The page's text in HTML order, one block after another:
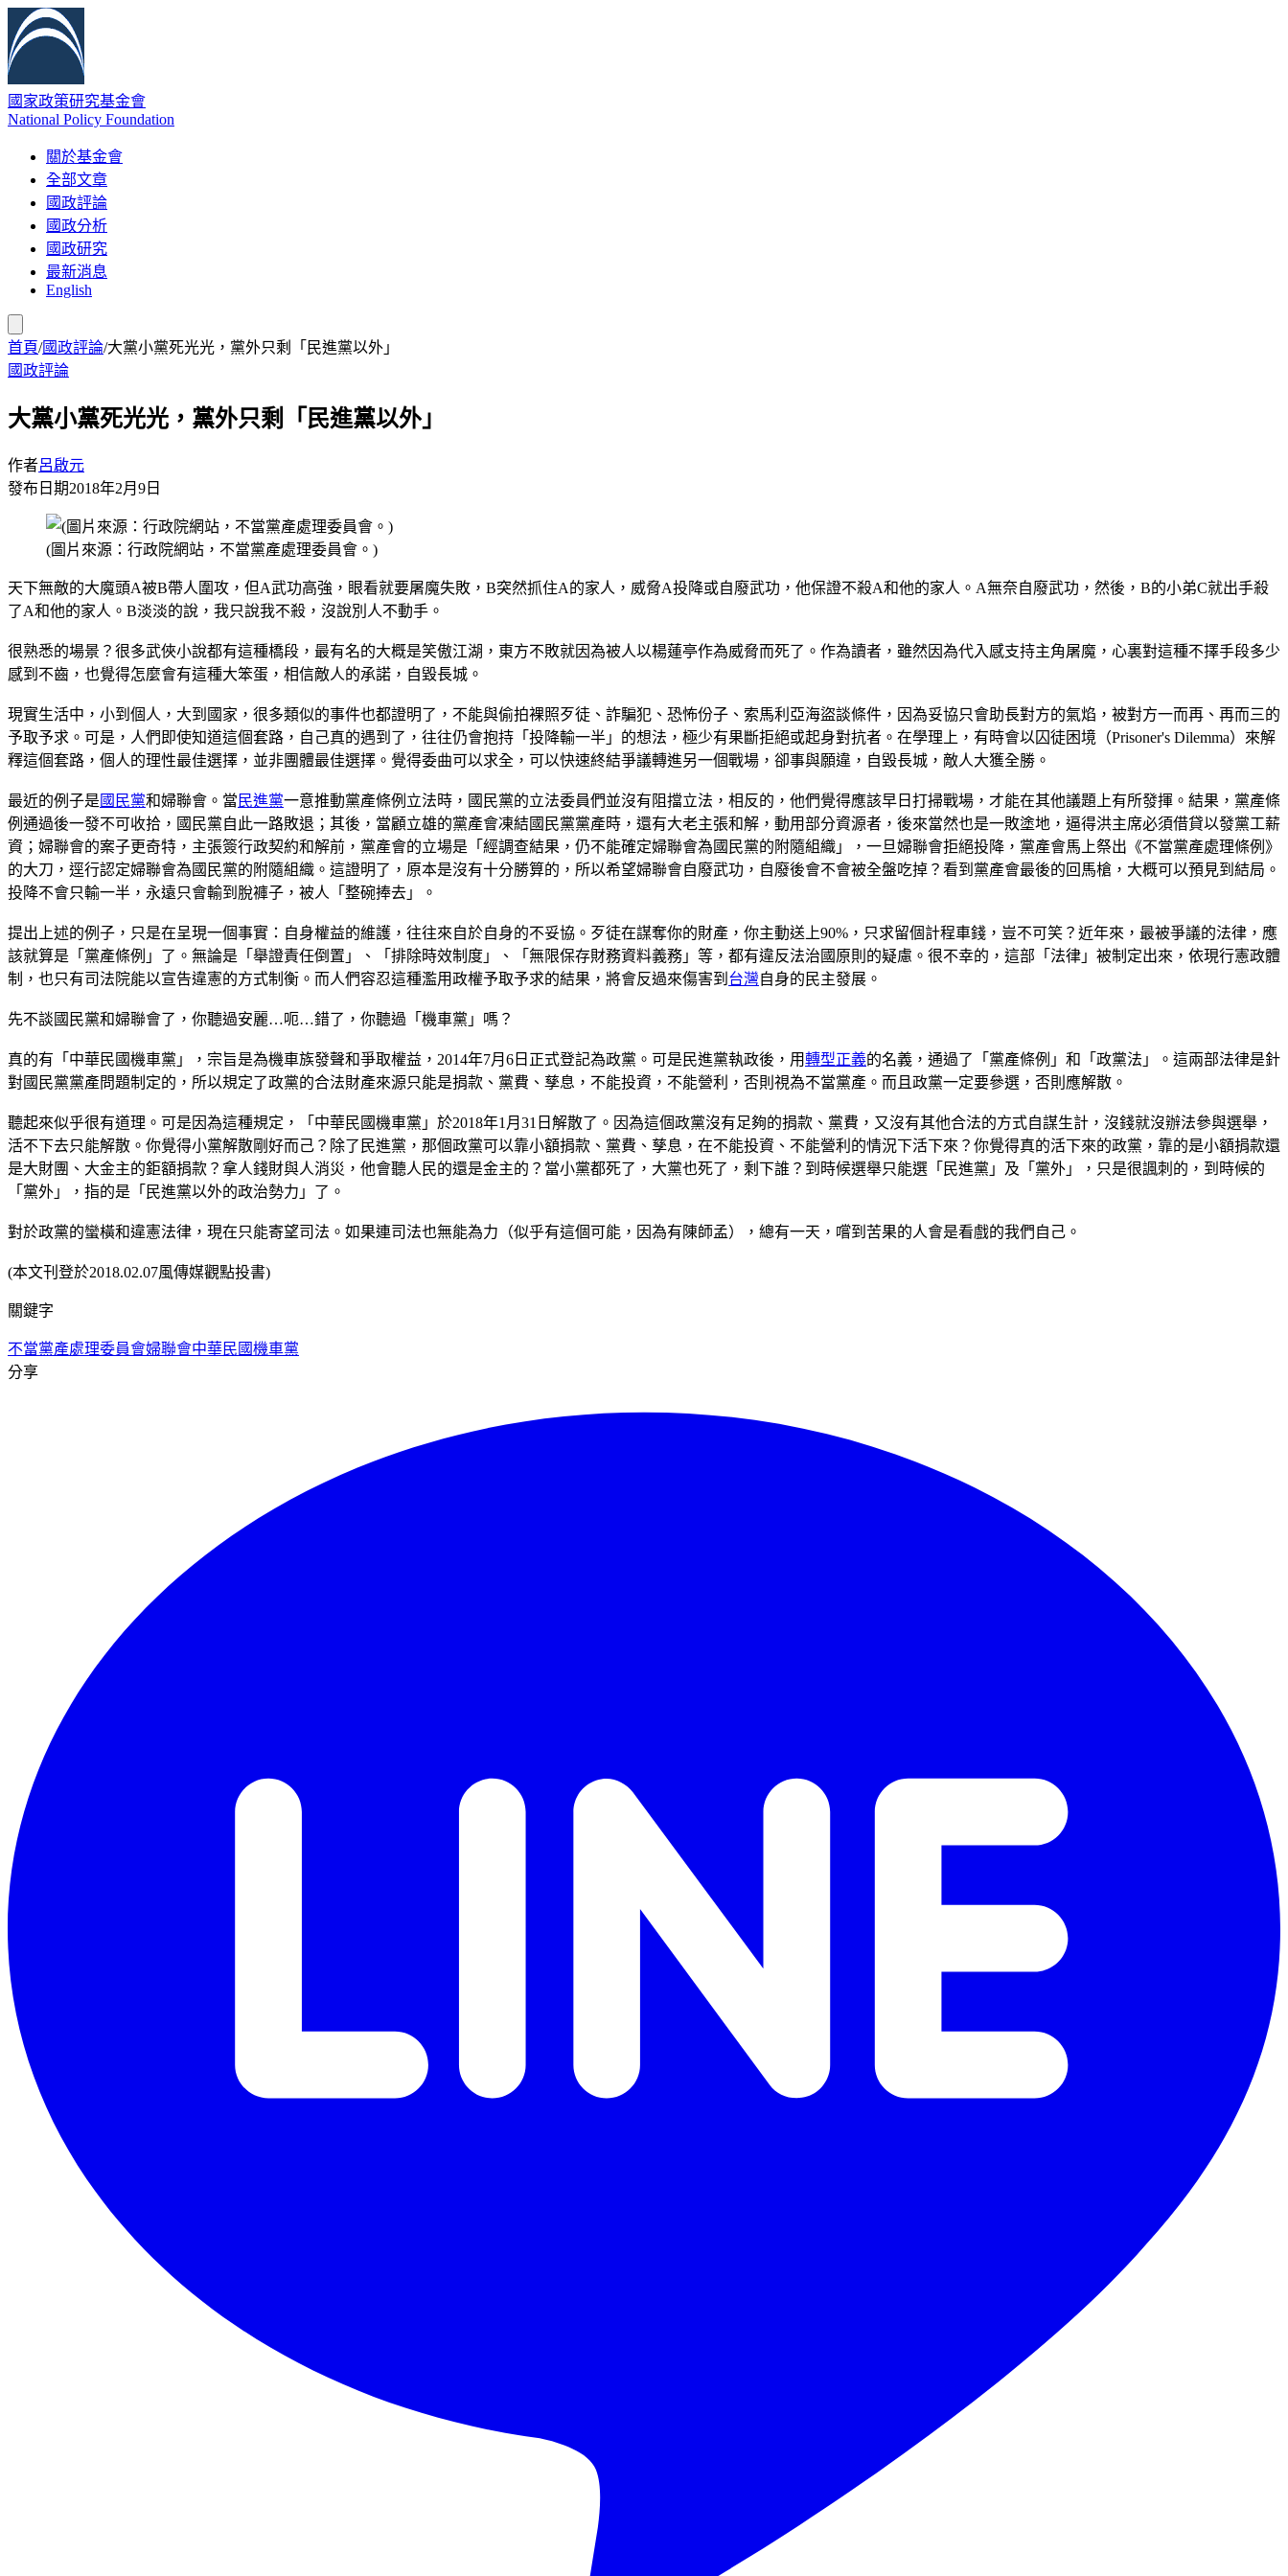
國家政策研究基金會
National Policy Foundation
關於基金會
全部文章
國政評論
國政分析
國政研究
最新消息
English
首頁/國政評論/大黨小黨死光光，黨外只剩「民進黨以外」
國政評論
大黨小黨死光光，黨外只剩「民進黨以外」
作者呂啟元
發布日期2018年2月9日
(圖片來源：行政院網站，不當黨產處理委員會。)
天下無敵的大魔頭A被B帶人圍攻，但A武功高強，眼看就要屠魔失敗，B突然抓住A的家人，威脅A投降或自廢武功，他保證不殺A和他的家人。A無奈自廢武功，然後，B的小弟C就出手殺
了A和他的家人。B淡淡的說，我只說我不殺，沒說別人不動手。
很熟悉的場景？很多武俠小說都有這種橋段，最有名的大概是笑傲江湖，東方不敗就因為被人以楊蓮亭作為威脅而死了。作為讀者，雖然因為代入感支持主角屠魔，心裏對這種不擇手段多少
感到不齒，也覺得怎麼會有這種大笨蛋，相信敵人的承諾，自毀長城。
現實生活中，小到個人，大到國家，很多類似的事件也都證明了，不能與偷拍裸照歹徒、詐騙犯、恐怖份子、索馬利亞海盜談條件，因為妥協只會助長對方的氣焰，被對方一而再、再而三的
予取予求。可是，人們即使知道這個套路，自己真的遇到了，往往仍會抱持「投降輸一半」的想法，極少有果斷拒絕或起身對抗者。在學理上，有時會以囚徒困境（Prisoner's Dilemma）來解
釋這個套路，個人的理性最佳選擇，並非團體最佳選擇。覺得委曲可以求全，可以快速終結爭議轉進另一個戰場，卻事與願違，自毀長城，敵人大獲全勝。
最近的例子是 國民黨和婦聯會。當 民進黨一意推動黨產條例立法時，國民黨的立法委員們並沒有阻擋立法，相反的，他們覺得應該早日打掃戰場，才能在其他議題上有所發揮。結果，黨產條
例通過後一發不可收拾，國民黨自此一路敗退；其後，當顧立雄的黨產會凍結國民黨黨產時，還有大老主張和解，動用部分資源者，後來當然也是一敗塗地，逼得洪主席必須借貸以發黨工薪
資；婦聯會的案子更奇特，主張簽行政契約和解前，黨產會的立場是「經調查結果，仍不能確定婦聯會為國民黨的附隨組織」，一旦婦聯會拒絕投降，黨產會馬上祭出《不當黨產處理條例》
的大刀，逕行認定婦聯會為國民黨的附隨組織。這證明了，原本是沒有十分勝算的，所以希望婦聯會自廢武功，自廢後會不會被全盤吃掉？看到黨產會最後的回馬槍，大概可以預見到結局。
投降不會只輸一半，永遠只會輸到脫褲子，被人「整碗捧去」。
提出上述的例子，只是在呈現一個事實：自身權益的維護，往往來自於自身的不妥協。歹徒在謀奪你的財產，你主動送上90%，只求留個計程車錢，豈不可笑？近年來，最被爭議的法律，應
該就算是「黨產條例」了。無論是「舉證責任倒置」、「排除時效制度」、「無限保存財務資料義務」等，都有違反法治國原則的疑慮。很不幸的，這部「法律」被制定出來，依現行憲政體
制，也只有司法院能以宣告違憲的方式制衡。而人們容忍這種濫用政權予取予求的結果，將會反過來傷害到 台灣自身的民主發展。
先不談國民黨和婦聯會了，你聽過安麗…呃…錯了，你聽過「機車黨」嗎？
真的有「中華民國機車黨」，宗旨是為機車族發聲和爭取權益，2014年7月6日正式登記為政黨。可是民進黨執政後，用轉型正義的名義，通過了「黨產條例」和「政黨法」。這兩部法律是針
對國民黨黨產問題制定的，所以規定了政黨的合法財產來源只能是捐款、黨費、孳息，不能投資，不能營利，否則視為不當黨產。而且政黨一定要參選，否則應解散。
聽起來似乎很有道理。可是因為這種規定，「中華民國機車黨」於2018年1月31日解散了。因為這個政黨沒有足夠的捐款、黨費，又沒有其他合法的方式自謀生計，沒錢就沒辦法參與選舉，
活不下去只能解散。你覺得小黨解散剛好而己？除了民進黨，那個政黨可以靠小額捐款、黨費、孳息，在不能投資、不能營利的情況下活下來？你覺得真的活下來的政黨，靠的是小額捐款還
是大財團、大金主的鉅額捐款？拿人錢財與人消災，他會聽人民的還是金主的？當小黨都死了，大黨也死了，剩下誰？到時候選舉只能選「民進黨」及「黨外」，只是很諷刺的，到時候的
「黨外」，指的是「民進黨以外的政治勢力」了。
對於政黨的蠻橫和違憲法律，現在只能寄望司法。如果連司法也無能為力（似乎有這個可能，因為有陳師孟），總有一天，嚐到苦果的人會是看戲的我們自己。
(本文刊登於2018.02.07風傳媒觀點投書)
關鍵字
不當黨產處理委員會婦聯會中華民國機車黨
分享